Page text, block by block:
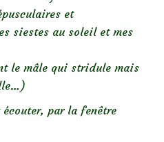
et
siestes au soleil et mes
le mâle qui stridule mais
écouter, par la fenêtre